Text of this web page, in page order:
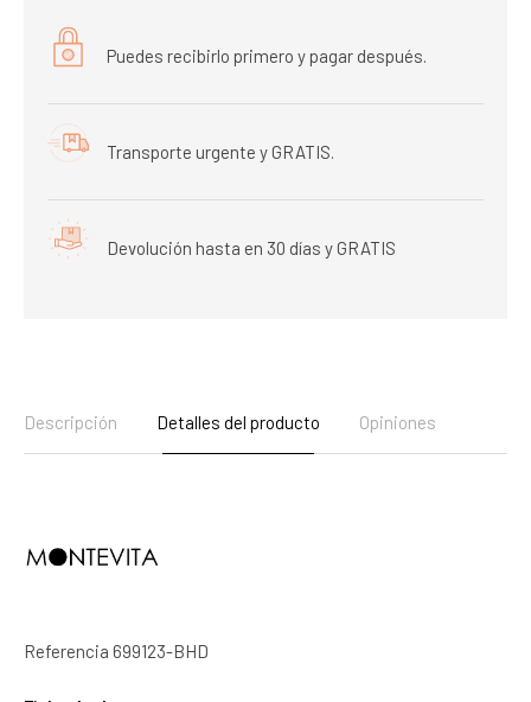
Puedes recibirlo primero y pagar después.
Transporte urgente y GRATIS.
Devolución hasta en 30 días y GRATIS
Descripción Detalles del producto Opiniones
Referencia 699123-BHD